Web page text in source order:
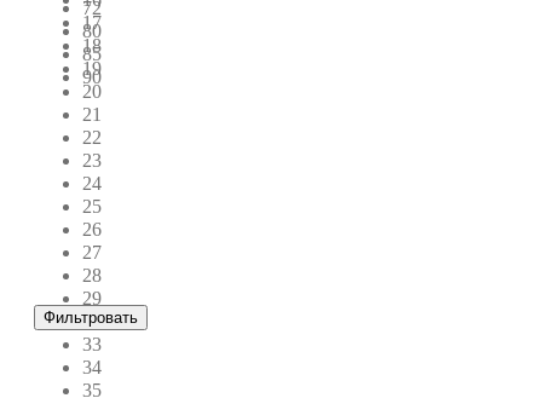
72
80
85
90
17
18
19
20
21
22
23
24
25
26
27
28
29
31
33
34
35
Фильтровать